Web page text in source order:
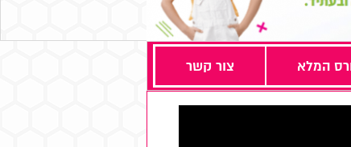
המלא צור קשר